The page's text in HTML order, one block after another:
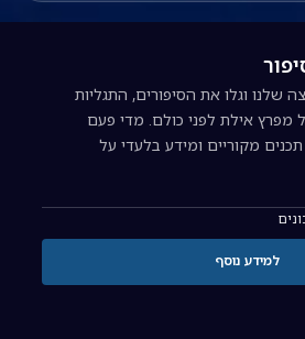
שלנו וגלו את הסיפורים, התגליות
מפרץ אילת לפני כולם. מדי פעם
מקוריים ומידע בלעדי על
לניוזלטר
למידע נוסף